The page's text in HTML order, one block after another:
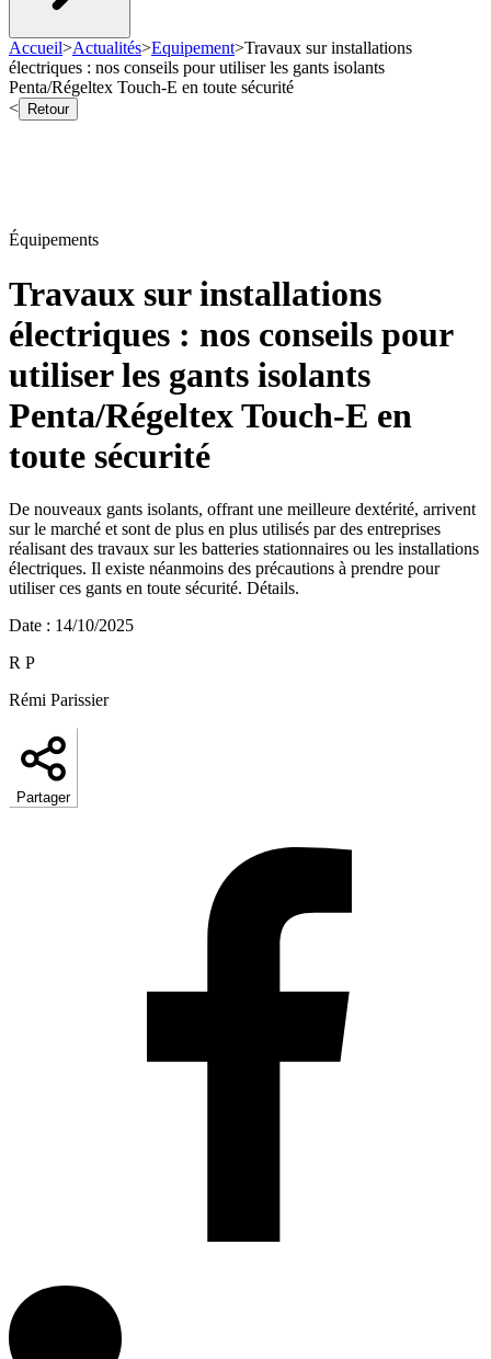
Accueil>Actualités>Equipement>Travaux sur installations
électriques : nos conseils pour utiliser les gants isolants
Penta/Régeltex Touch-E en toute sécurité
<
Retour
Équipements
Travaux sur installations
électriques : nos conseils pour
utiliser les gants isolants
Penta/Régeltex Touch-E en
toute sécurité
De nouveaux gants isolants, offrant une meilleure dextérité, arrivent
sur le marché et sont de plus en plus utilisés par des entreprises
réalisant des travaux sur les batteries stationnaires ou les installations
électriques. Il existe néanmoins des précautions à prendre pour
utiliser ces gants en toute sécurité. Détails.
Date : 14/10/2025
R P
Rémi Parissier
Partager